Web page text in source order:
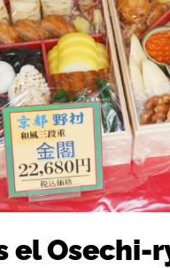
el Osechi-